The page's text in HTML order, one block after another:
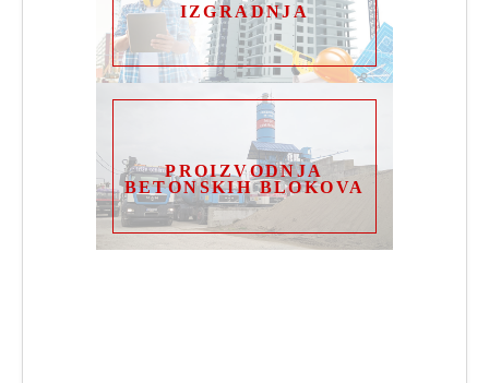
IZGRADNJA
PROIZVODNJA
BETONSKIH BLOKOVA